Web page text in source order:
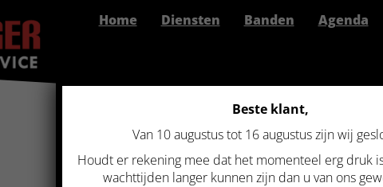
Home Diensten Banden Agenda
Beste klant,
Van 10 augustus tot 16 augustus zijn wij
Houdt er rekening mee dat het momenteel erg druk
wachttijden langer kunnen zijn dan u van ons